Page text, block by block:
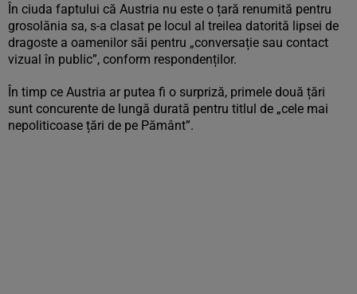
În ciuda faptului că Austria nu este o țară renumită pentru
grosolănia sa, s-a clasat pe locul al treilea datorită lipsei de
dragoste a oamenilor săi pentru „conversație sau contact
vizual în public”, conform respondenților.
În timp ce Austria ar putea fi o surpriză, primele două țări
sunt concurente de lungă durată pentru titlul de „cele mai
nepoliticoase țări de pe Pământ”.